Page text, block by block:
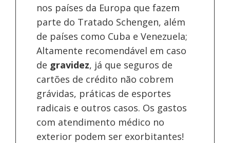
nos países da Europa que fazem
parte do Tratado Schengen, além
de países como Cuba e Venezuela;
Altamente recomendável em caso
de gravidez, já que seguros de
cartões de crédito não cobrem
grávidas, práticas de esportes
radicais e outros casos. Os gastos
com atendimento médico no
exterior podem ser exorbitantes!